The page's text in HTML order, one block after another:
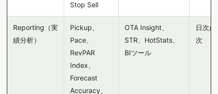
Stop Sell
Reporting（実
績分析）
Pickup、
Pace、
RevPAR
Index、
Forecast
Accuracy、
OTA Insight、
STR、HotStats、
BIツール
日次/
次